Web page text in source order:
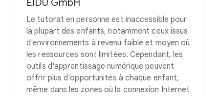
EIDU GmbH
Le tutorat en personne est inaccessible pour
la plupart des enfants, notamment ceux issus
d'environnements à revenu faible et moyen où
les ressources sont limitées. Cependant, les
outils d'apprentissage numérique peuvent
offrir plus d'opportunités à chaque enfant,
même dans les zones où la connexion Internet